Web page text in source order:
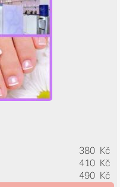
380 Kč
410 Kč
490 Kč